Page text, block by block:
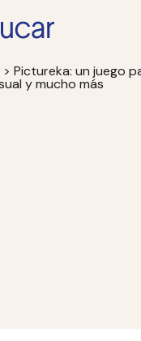
> Pictureka: un juego
y mucho más